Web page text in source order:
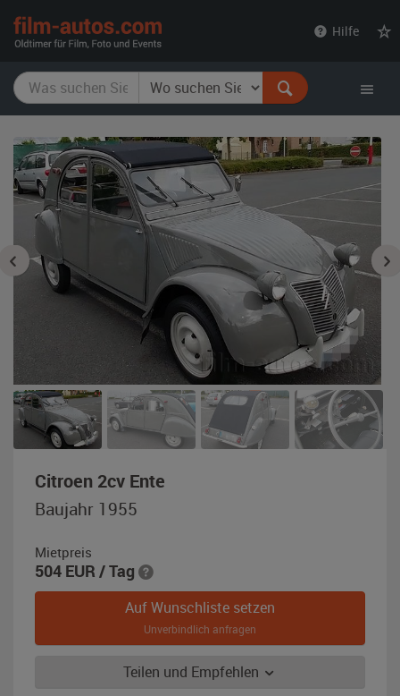
Hilfe
Citroen 2cv Ente
Baujahr 1955
Mietpreis
504 EUR / Tag
Auf Wunschliste setzen
Unverbindlich anfragen
Teilen und Empfehlen